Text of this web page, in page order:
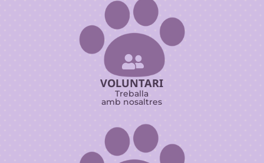

VOLUNTARI
Treballa
amb nosaltres